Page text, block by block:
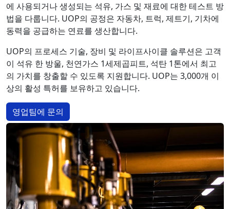
에 사용되거나 생성되는 석유, 가스 및 재료에 대한 테스트 방
법을 다룹니다. UOP의 공정은 자동차, 트럭, 제트기, 기차에
동력을 공급하는 연료를 생산합니다.
UOP의 프로세스 기술, 장비 및 라이프사이클 솔루션은 고객
이 석유 한 방울, 천연가스 1세제곱피트, 석탄 1톤에서 최고
의 가치를 창출할 수 있도록 지원합니다. UOP는 3,000개 이
상의 활성 특허를 보유하고 있습니다.
영업팀에 문의